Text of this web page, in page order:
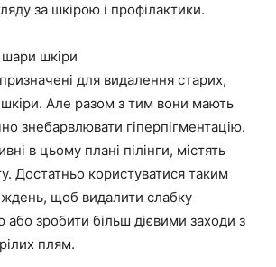
за шкірою і профілактики.
шари шкіри
для видалення старих,
шкіри. Але разом з тим вони мають
знебарвлювати гіперпігментацію.
в цьому плані пілінги, містять
Достатньо користуватися таким
щоб видалити слабку
або зробити більш дієвими заходи з
плям.